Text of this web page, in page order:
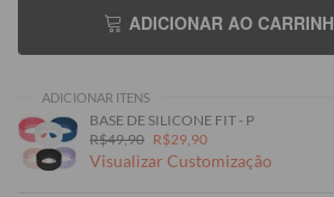
ADICIONAR AO
ADICIONAR ITENS
BASE DE SILICONE FIT - P
R$49,90 R$29,90
Visualizar Customização